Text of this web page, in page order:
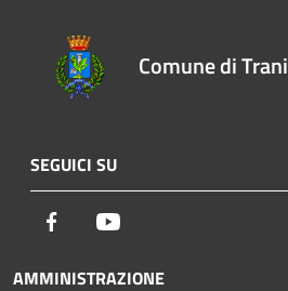
Comune di Trani
SEGUICI SU
Facebook
AMMINISTRAZIONE